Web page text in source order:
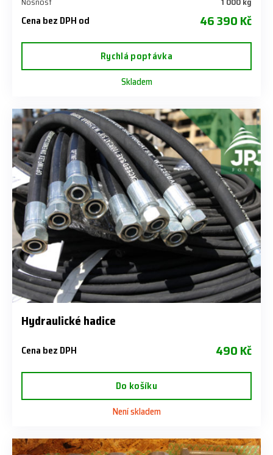
Cena bez DPH od 46 390 Kč
Rychlá poptávka
Skladem
Hydraulické hadice
Cena bez DPH 490 Kč
Do košíku
Není skladem